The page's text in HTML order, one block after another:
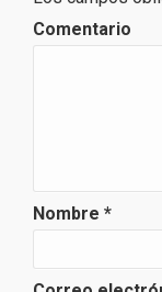
Comentario
Nombre *